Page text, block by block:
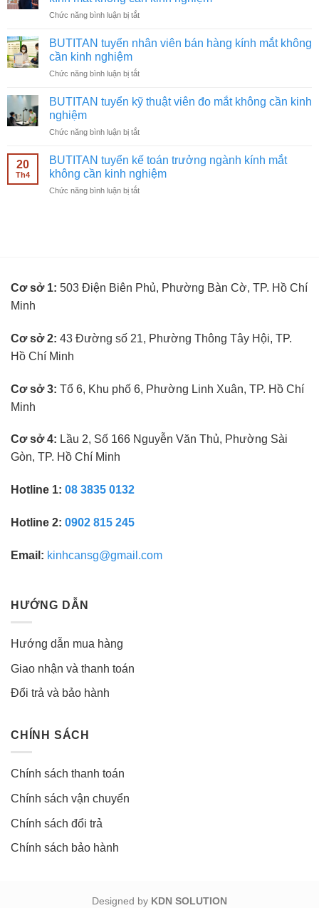
video
ngành
mắt
kinh
Chức năng bình luận bị tắtở
tuyển
cáo
ngành
không
kinh
nghiệm
BUTITAN tuyển nhân viên bán hàng kính mắt không
cần kinh nghiệm
Chức năng bình luận bị tắtở
tuyển
nhân
bán
kính
mắt
không
cần
BUTITAN tuyển kỹ thuật viên đo mắt không cần kinh
nghiệm
Chức năng bình luận bị tắtở
tuyển
kỹ
thuật
viên
20
Th4
BUTITAN tuyển kế toán trưởng ngành kính mắt
không cần kinh nghiệm
Chức năng bình luận bị tắtở
mắt
nghiệm
Cơ sở 1: 503 Điện Biên Phủ, Phường Bàn Cờ, TP. Hồ Chí
Minh
Cơ sở 2: 43 Đường số 21, Phường Thông Tây Hội, TP.
Hồ Chí Minh
Cơ sở 3: Tổ 6, Khu phố 6, Phường Linh Xuân, TP. Hồ Chí
Minh
Cơ sở 4: Lầu 2, Số 166 Nguyễn Văn Thủ, Phường Sài
Gòn, TP. Hồ Chí Minh
Hotline 1: 08 3835 0132
Hotline 2: 0902 815 245
Email: kinhcansg@gmail.com
HƯỚNG DẪN
Hướng dẫn mua hàng
Giao nhận và thanh toán
Đổi trả và bảo hành
CHÍNH SÁCH
Chính sách thanh toán
Chính sách vận chuyển
Chính sách đổi trả
Chính sách bảo hành
Designed by KDN SOLUTION